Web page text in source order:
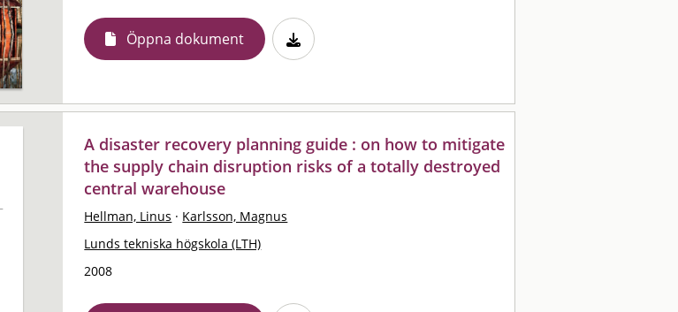
Öppna dokument
A disaster recovery planning guide : on how to mitigate
the supply chain disruption risks of a totally destroyed
central warehouse
Hellman, Linus · Karlsson, Magnus
Lunds tekniska högskola (LTH)
2008